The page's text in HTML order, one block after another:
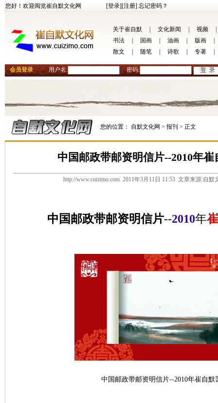
您好！欢迎阅览崔自默文化网 [登录][注册] 忘记密码？
关于崔自默 文化新闻 视频
书法
国画 油画 版画
散文
随笔 诗歌 专著
会员登录 用户名: 密码:
您的位置： 自默文化网 > 报刊 > 正文
中国邮政带邮资明信片--2010年
http://www.cuizimo.com 2011年3月11日 11:53 文章来源:自
中国邮政带邮资明信片--2010年
中国邮政带邮资明信片--2010年崔自默